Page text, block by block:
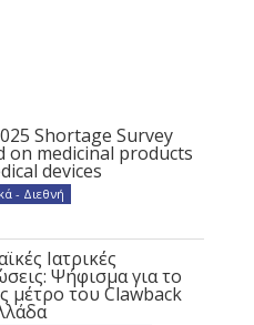
Shortage Survey
on medicinal products
devices
- Διεθνή
Ιατρικές
Ψήφισμα για το
μέτρο του Clawback